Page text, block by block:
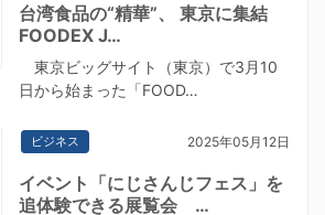
台湾食品の“精華”、 東京に集結
FOODEX J…
東京ビッグサイト（東京）で3月10
日から始まった「FOOD…
ビジネス 2025年05月12日
イベント「にじさんじフェス」を
追体験できる展覧会 …